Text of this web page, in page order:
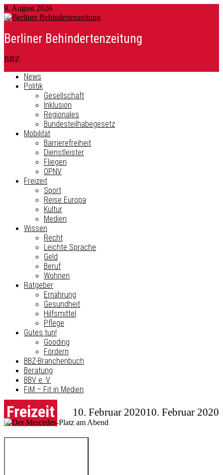
9. August 2026
Berliner Behindertenzeitung
BBZ
News
Politik
Gesellschaft
Inklusion
Regionales
Bundesteilhabegesetz
Mobilität
Barrierefreiheit
Dienstleister
Fliegen
ÖPNV
Freizeit
Sport
Reise Europa
Kultur
Medien
Wissen
Recht
Leichte Sprache
Geld
Beruf
Wohnen
Ratgeber
Ernährung
Gesundheit
Hilfsmittel
Pflege
Gutes tun!
Gooding
Fördern
BBZ-Branchenbuch
Beratung
BBV e. V.
FiM – Fit in Medien
Freizeit 10. Februar 2020
10. Februar 2020